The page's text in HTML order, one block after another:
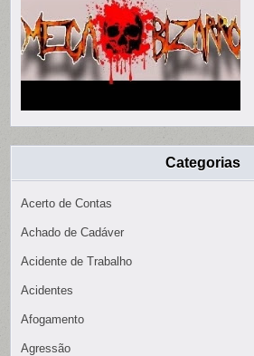
Categorias
Acerto de Contas
Achado de Cadáver
Acidente de Trabalho
Acidentes
Afogamento
Agressão